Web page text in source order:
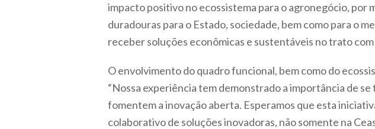
impacto positivo no ecossistema para o agronegócio,
duradouras para o Estado, sociedade, bem como para o
receber soluções econômicas e sustentáveis no trato
O envolvimento do quadro funcional, bem como do
“Nossa experiência tem demonstrado a importância de
fomentem a inovação aberta. Esperamos que esta
colaborativo de soluções inovadoras, não somente na